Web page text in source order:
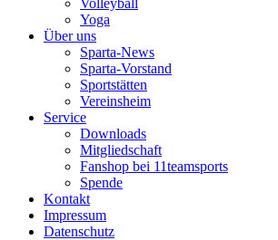
Volleyball
Yoga
Über uns
Sparta-News
Sparta-Vorstand
Sportstätten
Vereinsheim
Service
Downloads
Mitgliedschaft
Fanshop bei 11teamsports
Spende
Kontakt
Impressum
Datenschutz